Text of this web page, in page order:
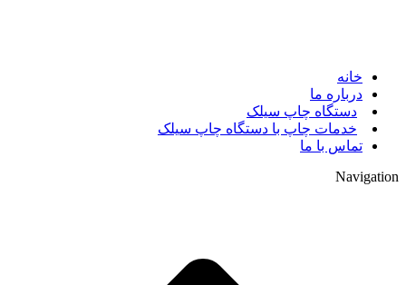
خانه
درباره ما
دستگاه چاپ سیلک
خدمات چاپ با دستگاه چاپ سیلک
تماس با ما
Navigation